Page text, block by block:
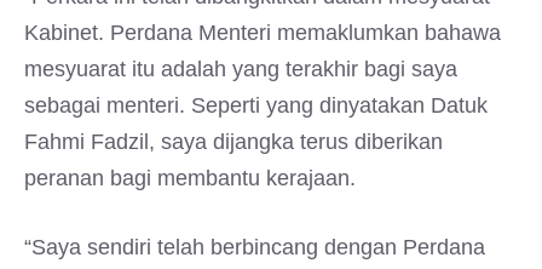
Kabinet. Perdana Menteri memaklumkan bahawa
mesyuarat itu adalah yang terakhir bagi saya
sebagai menteri. Seperti yang dinyatakan Datuk
Fahmi Fadzil, saya dijangka terus diberikan
peranan bagi membantu kerajaan.
“Saya sendiri telah berbincang dengan Perdana